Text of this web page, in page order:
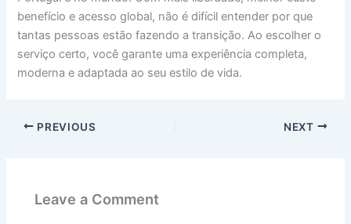
benefício e acesso global, não é difícil entender por que
tantas pessoas estão fazendo a transição. Ao escolher o
serviço certo, você garante uma experiência completa,
moderna e adaptada ao seu estilo de vida.
PREVIOUS NEXT
Leave a Comment